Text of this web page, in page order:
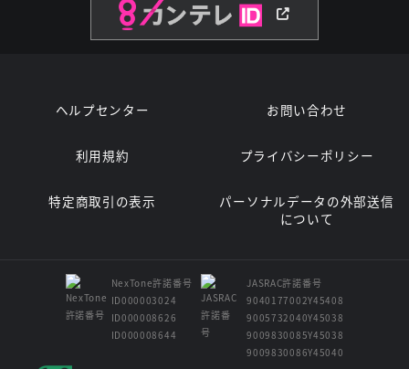
ヘルプセンター お問い合わせ
利用規約 プライバシーポリシー
特定商取引の表示
パーソナルデータの外部送信
について
NexTone許諾番号
ID000003024
ID000008626
ID000008644
JASRAC許諾番号
9040177002Y45408
9005732040Y45038
9009830085Y45038
9009830086Y45040